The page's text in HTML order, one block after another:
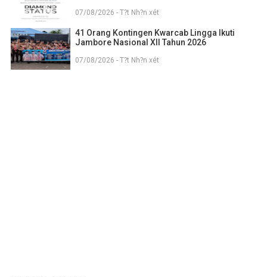
07/08/2026 - T?t Nh?n xét
41 Orang Kontingen Kwarcab Lingga Ikuti
Jambore Nasional XII Tahun 2026
07/08/2026 - T?t Nh?n xét